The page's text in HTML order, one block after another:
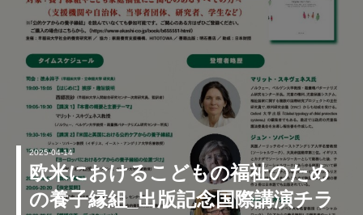
2025-04-14
欧米におけるこどもの福祉のため
の養子縁組_出版記念国際講演チラ